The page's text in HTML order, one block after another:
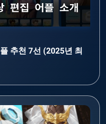
추천 7선 (2025년 최